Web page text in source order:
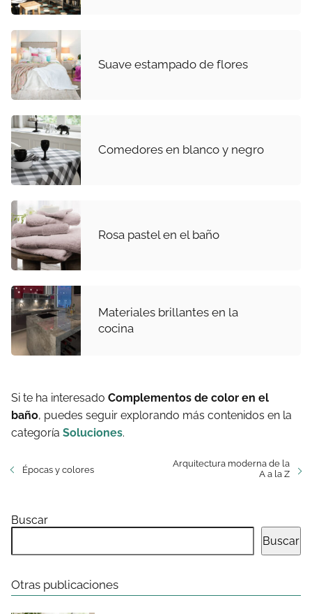
Suave estampado de flores
Comedores en blanco y negro
Rosa pastel en el baño
Materiales brillantes en la
cocina
Si te ha interesado Complementos de color en el
baño, puedes seguir explorando más contenidos en la
categoría Soluciones.
Épocas y colores
Arquitectura moderna de la
A a la Z
Buscar
Buscar
Otras publicaciones